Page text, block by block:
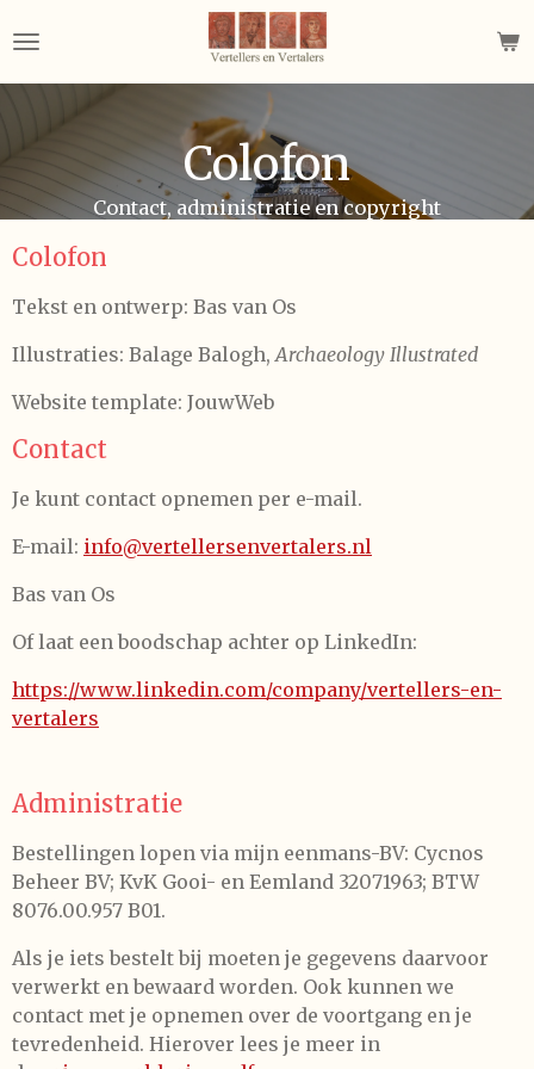
direct
naar
Colofon
Contact, administratie en copyright
Colofon
Tekst en ontwerp: Bas van Os
Illustraties: Balage Balogh,Archaeology Illustrated
Website template: JouwWeb
Contact
Je kunt contact opnemen per e-mail.
E-mail: info@vertellersenvertalers.nl
Bas van Os
Of laat een boodschap achter op LinkedIn:
https://www.linkedin.com/company/vertellers-en-
vertalers
Administratie
Bestellingen lopen via mijn eenmans-BV: Cycnos
Beheer BV; KvK Gooi- en Eemland 32071963; BTW
8076.00.957 B01.
Als je iets bestelt bij moeten je gegevens daarvoor
verwerkt en bewaard worden. Ook kunnen we
contact met je opnemen over de voortgang en je
tevredenheid. Hierover lees je meer in